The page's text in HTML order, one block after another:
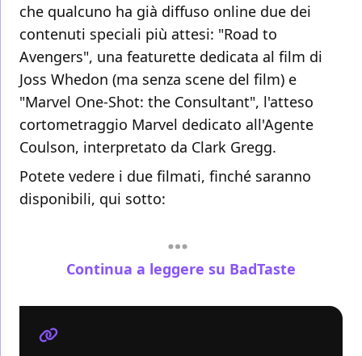
che qualcuno ha già diffuso online due dei
contenuti speciali più attesi: "Road to
Avengers", una featurette dedicata al film di
Joss Whedon (ma senza scene del film) e
"Marvel One-Shot: the Consultant", l'atteso
cortometraggio Marvel dedicato all'Agente
Coulson, interpretato da Clark Gregg.
Potete vedere i due filmati, finché saranno
disponibili, qui sotto:
Continua a leggere su BadTaste